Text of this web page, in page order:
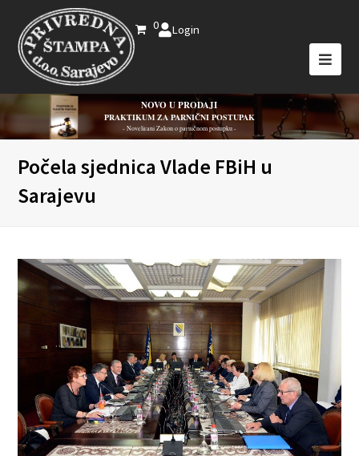
0 Login
NOVO U PRODAJI
PRAKTIKUM ZA PARNIČNI POSTUPAK
- Novelirani Zakon o parničnom postupku -
Počela sjednica Vlade FBiH u
Sarajevu